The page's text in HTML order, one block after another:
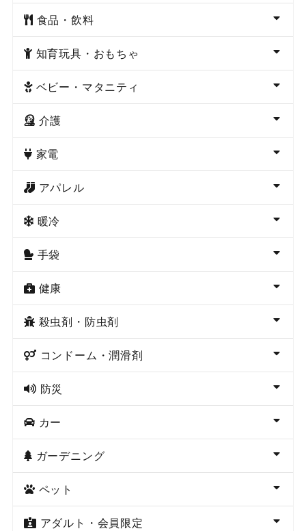
食品・飲料
知育玩具・おもちゃ
ベビー・マタニティ
介護
家電
アパレル
暖冷
手袋
健康
殺虫剤・防虫剤
コンドーム・潤滑剤
防災
カー
ガーデニング
ペット
アダルト・会員限定